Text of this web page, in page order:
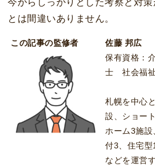
今からしっかりとした考察と対
とは間違いありません。
この記事の監修者
佐藤 邦広
保有資格：
士 社会福
札幌を中心
設、ショー
ホーム3施設
付3、住宅型
などを運営